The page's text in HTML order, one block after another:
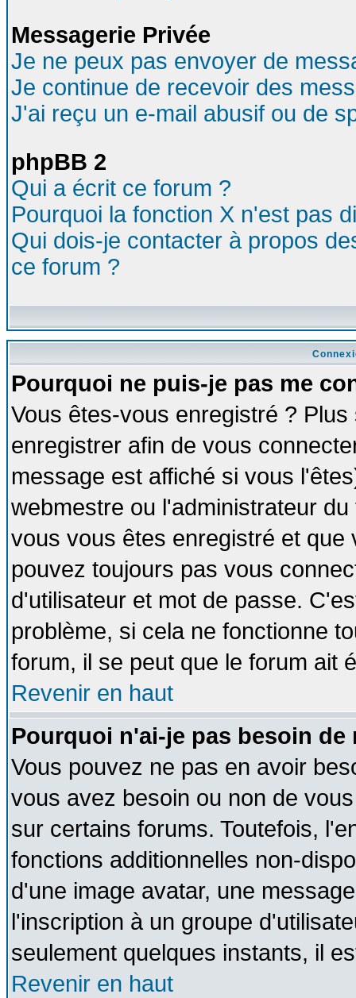
Messagerie Privée
Je ne peux pas envoyer de
Je continue de recevoir des
J'ai reçu un e-mail abusif ou de
phpBB 2
Qui a écrit ce forum ?
Pourquoi la fonction X n'est pas
Qui dois-je contacter à propos
ce forum ?
Pourquoi ne puis-je pas me
Vous êtes-vous enregistré ?
enregistrer afin de vous
message est affiché si vous
webmestre ou l'administrateur
vous vous êtes enregistré et
pouvez toujours pas vous
d'utilisateur et mot de passe.
problème, si cela ne fonctionne
forum, il se peut que le forum ait
Revenir en haut
Pourquoi n'ai-je pas besoin de
Vous pouvez ne pas en avoir
vous avez besoin ou non de
sur certains forums. Toutefois,
fonctions additionnelles non-
d'une image avatar, une
l'inscription à un groupe
seulement quelques instants, il
Revenir en haut